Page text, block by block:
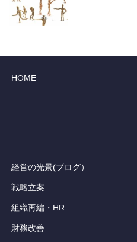
HOME
経営の光景(ブログ）
戦略立案
組織再編・HR
財務改善